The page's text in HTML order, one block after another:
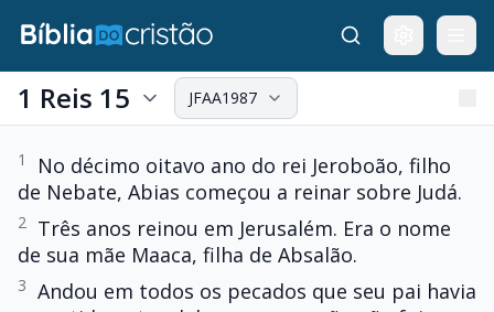
1 Reis 15 JFAA1987
1
No décimo oitavo ano do rei Jeroboão, filho
de Nebate, Abias começou a reinar sobre Judá.
2
Três anos reinou em Jerusalém. Era o nome
de sua mãe Maaca, filha de Absalão.
3 Andou em todos os pecados que seu pai havia